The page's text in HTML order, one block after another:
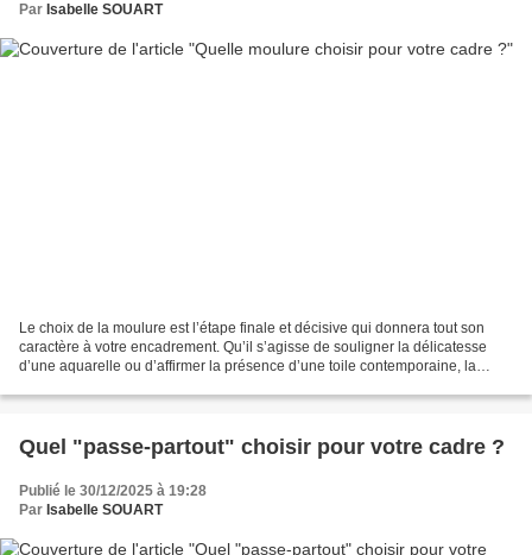
Par Isabelle SOUART
Le choix de la moulure est l’étape finale et décisive qui donnera tout son
caractère à votre encadrement. Qu’il s’agisse de souligner la délicatesse
d’une aquarelle ou d’affirmer la présence d’une toile contemporaine, la
Quel "passe-partout" choisir pour votre cadre ?
Publié le 30/12/2025 à 19:28
Par Isabelle SOUART